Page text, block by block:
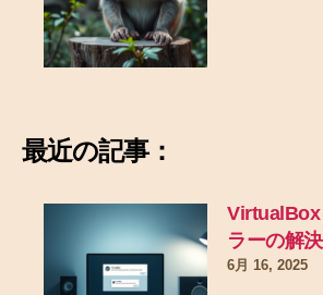
最近の記事：
VirtualBox
ラーの解
6月 16, 2025